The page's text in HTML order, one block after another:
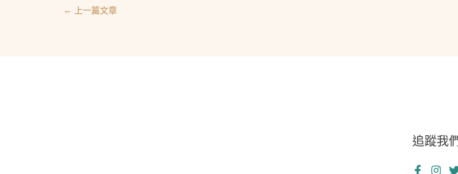
← 上一篇文章
追蹤我